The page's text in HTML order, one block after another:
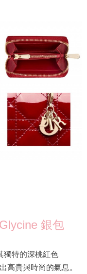
銀包
獨特的深桃紅色
高貴與時尚的氣息。